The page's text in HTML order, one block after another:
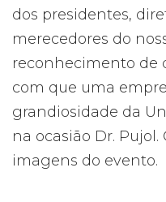
dos presidentes,
merecedores do
reconhecimento de
com que uma
grandiosidade da
na ocasião Dr.
imagens do evento.